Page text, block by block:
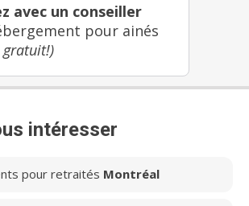
avec un conseiller
pour ainés
gratuit!)
intéresser
pour retraités Montréal